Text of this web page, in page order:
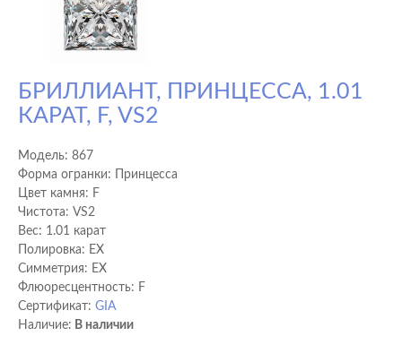
БРИЛЛИАНТ, ПРИНЦЕССА, 1.01
КАРАТ, F, VS2
Модель: 867
Форма огранки: Принцесса
Цвет камня: F
Чистота: VS2
Вес: 1.01 карат
Полировка: EX
Cимметрия: EX
Флюоресцентность: F
Сертификат: GIA
Наличие: В наличии